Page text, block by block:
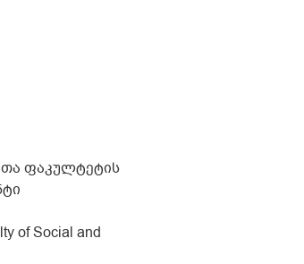
ფაკულტეტის
of Social and